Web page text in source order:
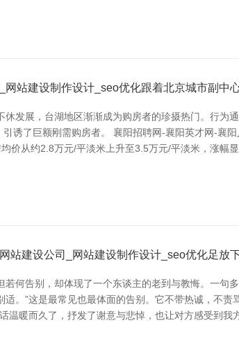
站建设制作设计_seo优化跟着北京城市副中
休发展，台湖地区渐渐成为购房者的珍摄热门。行
诱了巨额刚需购房者。 襄阳招聘网-襄阳英才网-襄
价从约2.8万元/平淡米上升至3.5万元/平淡米，涨
站建设公司_网站建设制作设计_seo优化足放
若何告别，却体现了一个东谈主的老到与教悔。一
适。”这是最常见也最体面的告别。它不带热诚，不
温暖而久了，抒发了谢意与悲悼，也让对方感受到